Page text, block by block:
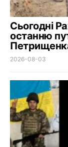
Сьогодні
останню
2026-08-03